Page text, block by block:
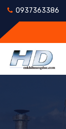
0937363386